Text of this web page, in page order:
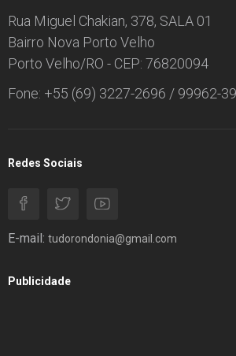
Rua Miguel Chakian, 378, SALA 01
Bairro Nova Porto Velho
Porto Velho/RO - CEP: 76820094
Fone: +55 (69) 3227-2696 / 99962-
Redes Sociais
E-mail: tudorondonia@gmail.com
Publicidade